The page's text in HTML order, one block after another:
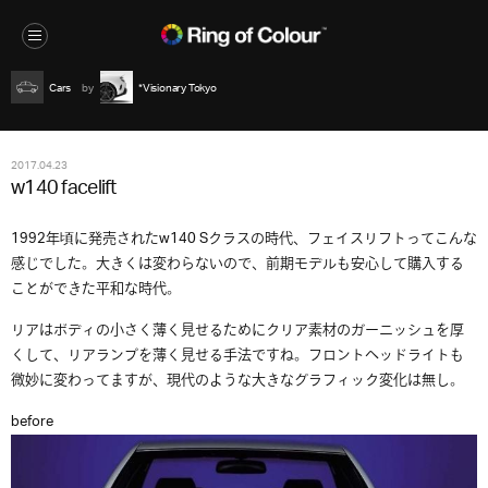
Cars *Visionary Tokyo
2017.04.23
w140 facelift
1992年頃に発売されたw140 Sクラスの時代、フェイスリフトってこんな
感じでした。大きくは変わらないので、前期モデルも安心して購入する
ことができた平和な時代。
リアはボディの小さく薄く見せるためにクリア素材のガーニッシュを厚
くして、リアランプを薄く見せる手法ですね。フロントヘッドライトも
微妙に変わってますが、現代のような大きなグラフィック変化は無し。
before